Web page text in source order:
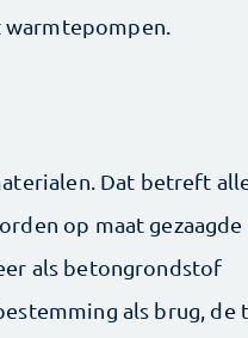
Dat betreft
op maat gezaagde
als betongrondstof
als brug, de